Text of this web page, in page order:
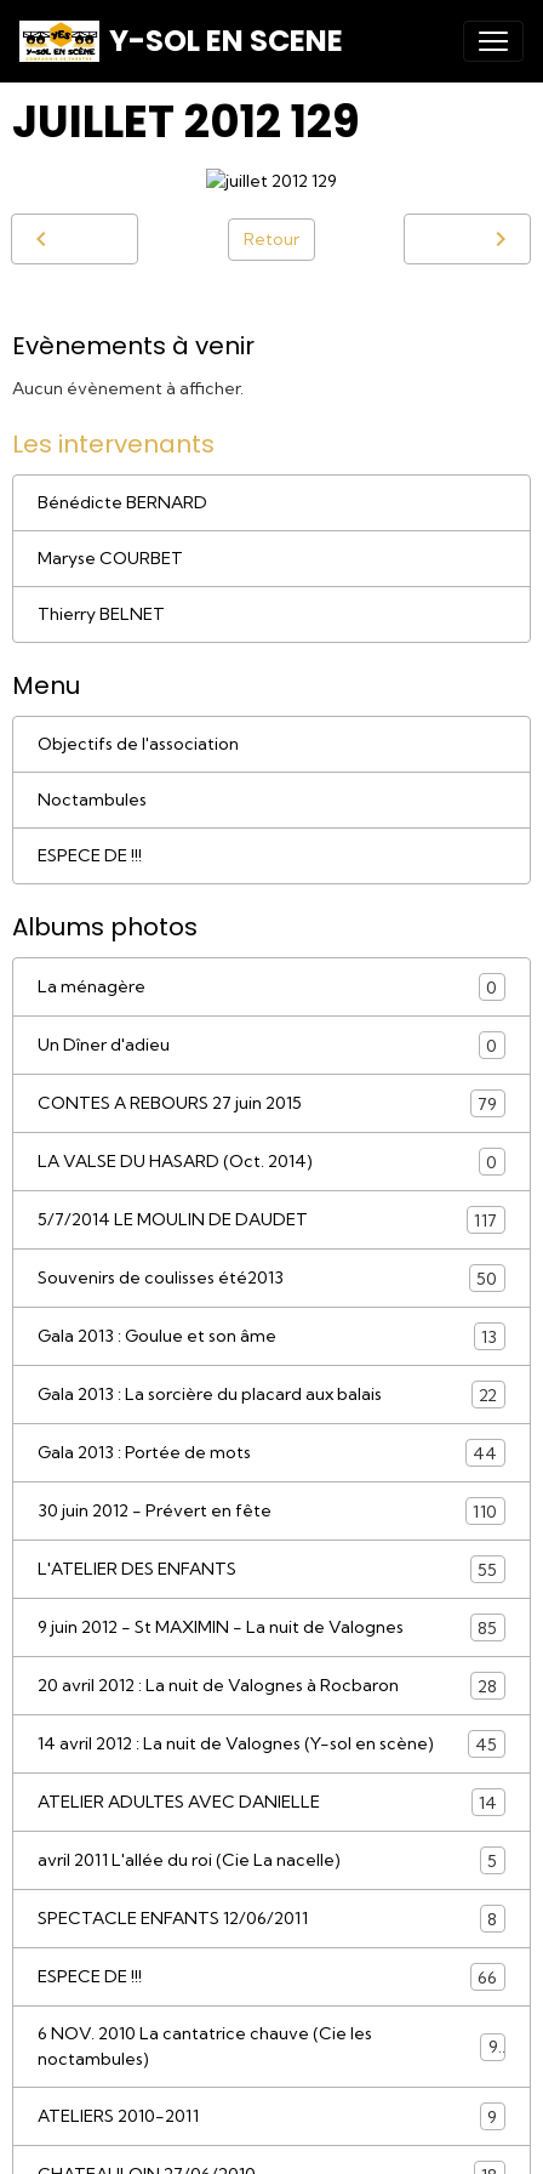
Y-SOL EN SCENE
JUILLET 2012 129
Retour
Evènements à venir
Aucun évènement à afficher.
Les intervenants
Bénédicte BERNARD
Maryse COURBET
Thierry BELNET
Menu
Objectifs de l'association
Noctambules
ESPECE DE !!!
Albums photos
La ménagère 0
Un Dîner d'adieu 0
CONTES A REBOURS 27 juin 2015 79
LA VALSE DU HASARD (Oct. 2014) 0
5/7/2014 LE MOULIN DE DAUDET 117
Souvenirs de coulisses été2013 50
Gala 2013 : Goulue et son âme 13
Gala 2013 : La sorcière du placard aux balais 22
Gala 2013 : Portée de mots 44
30 juin 2012 - Prévert en fête 110
L'ATELIER DES ENFANTS 55
9 juin 2012 - St MAXIMIN - La nuit de Valognes 85
20 avril 2012 : La nuit de Valognes à Rocbaron 28
14 avril 2012 : La nuit de Valognes (Y-sol en scène) 45
ATELIER ADULTES AVEC DANIELLE 14
avril 2011 L'allée du roi (Cie La nacelle) 5
SPECTACLE ENFANTS 12/06/2011 8
ESPECE DE !!! 66
6 NOV. 2010 La cantatrice chauve (Cie les
noctambules)
9
ATELIERS 2010-2011 9